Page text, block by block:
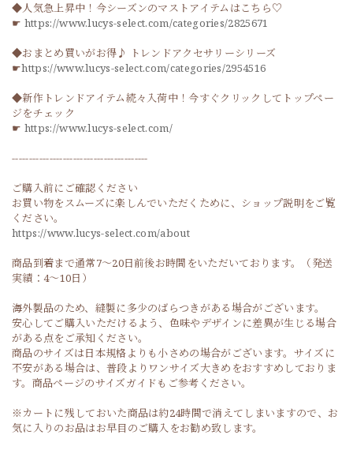
◆人気急上昇中！今シーズンのマストアイテムはこちら♡
☛ https://www.lucys-select.com/categories/2825671
◆おまとめ買いがお得♪ トレンドアクセサリーシリーズ
☛https://www.lucys-select.com/categories/2954516
◆新作トレンドアイテム続々入荷中！今すぐクリックしてトップペー
ジをチェック
☛ https://www.lucys-select.com/
----------------------------------------
ご購入前にご確認ください
お買い物をスムーズに楽しんでいただくために、ショップ説明をご覧
ください。
https://www.lucys-select.com/about
商品到着まで通常7〜20日前後お時間をいただいております。（発送
実績：4〜10日）
海外製品のため、縫製に多少のばらつきがある場合がございます。
安心してご購入いただけるよう、色味やデザインに差異が生じる場合
がある点をご承知ください。
商品のサイズは日本規格よりも小さめの場合がございます。サイズに
不安がある場合は、普段よりワンサイズ大きめをおすすめしておりま
す。商品ページのサイズガイドもご参考ください。
※カートに残しておいた商品は約24時間で消えてしまいますので、お
気に入りのお品はお早目のご購入をお勧め致します。